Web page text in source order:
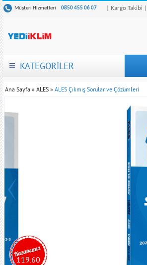
Müşteri Hizmetleri 0850 455 06 07 | Kargo Takibi |
KATEGORİLER
Ana Sayfa » ALES » ALES Çıkmış Sorular ve Çözümleri
119.60